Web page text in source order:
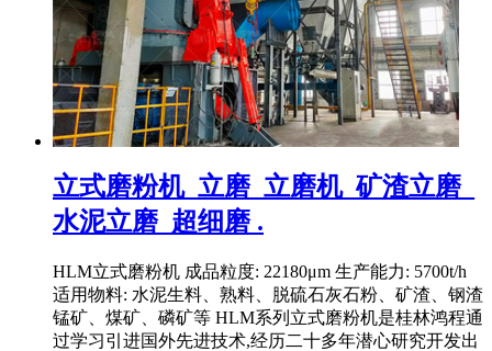
立式磨粉机_立磨_立磨机_矿渣立磨_
水泥立磨_超细磨 .
HLM立式磨粉机 成品粒度: 22180μm 生产能力: 5700t/h
适用物料: 水泥生料、熟料、脱硫石灰石粉、矿渣、钢渣
锰矿、煤矿、磷矿等 HLM系列立式磨粉机是桂林鸿程通
过学习引进国外先进技术,经历二十多年潜心研究开发出